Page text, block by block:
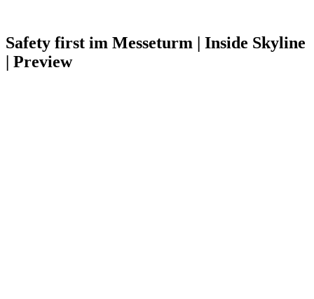
Safety first im Messeturm | Inside Skyline
| Preview